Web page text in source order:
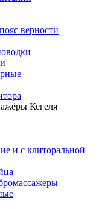
верности
Кегеля
и с клиторальной